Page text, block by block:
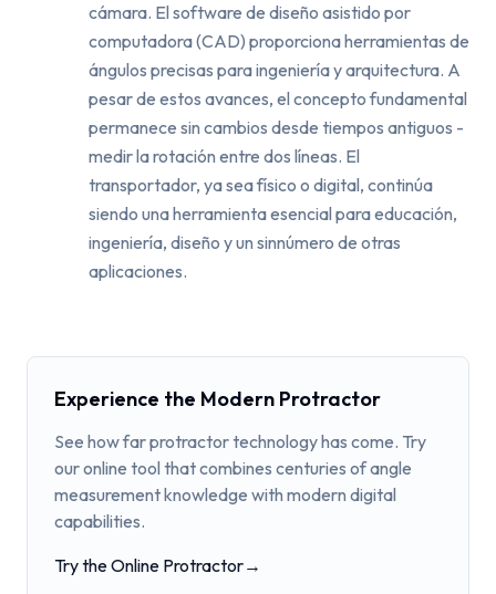
cámara. El software de diseño asistido por
computadora (CAD) proporciona herramientas de
ángulos precisas para ingeniería y arquitectura. A
pesar de estos avances, el concepto fundamental
permanece sin cambios desde tiempos antiguos -
medir la rotación entre dos líneas. El
transportador, ya sea físico o digital, continúa
siendo una herramienta esencial para educación,
ingeniería, diseño y un sinnúmero de otras
aplicaciones.
Experience the Modern Protractor
See how far protractor technology has come. Try
our online tool that combines centuries of angle
measurement knowledge with modern digital
capabilities.
Try the Online Protractor→